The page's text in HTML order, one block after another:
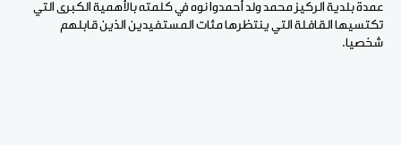
عمدة بلدية الركيز محمد ولد أحمدوا نوه في كلمته بالأهمية الكبرى التي
تكتسيها القافلة التي ينتظرها مئات المستفيدين الذين قابلهم
شخصيا.